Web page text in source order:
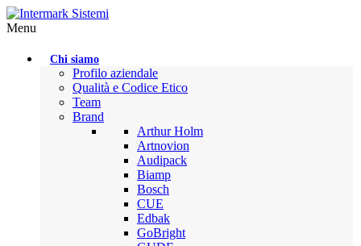
Menu
Chi siamo
Profilo aziendale
Qualità e Codice Etico
Team
Brand
Arthur Holm
Artnovion
Audipack
Biamp
Bosch
CUE
Edbak
GoBright